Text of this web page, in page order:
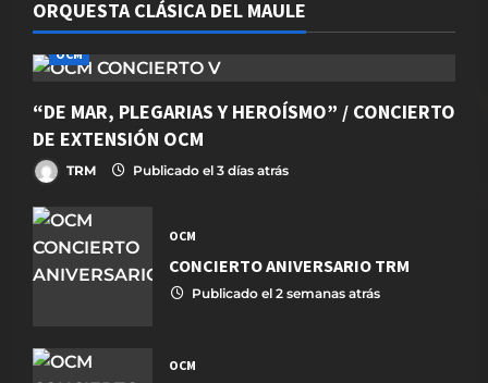
ORQUESTA CLÁSICA DEL MAULE
OCM
“DE MAR, PLEGARIAS Y HEROÍSMO” / CONCIERTO
DE EXTENSIÓN OCM
TRM Publicado el 3 días atrás
OCM
CONCIERTO ANIVERSARIO TRM
Publicado el 2 semanas atrás
OCM